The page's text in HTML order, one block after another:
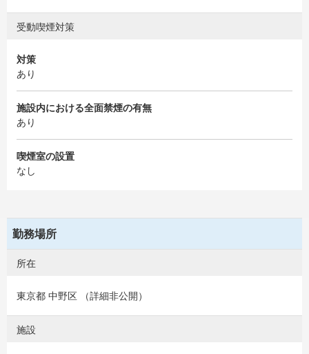
受動喫煙対策
対策
あり
施設内における全面禁煙の有無
あり
喫煙室の設置
なし
勤務場所
所在
東京都 中野区 （詳細非公開）
施設